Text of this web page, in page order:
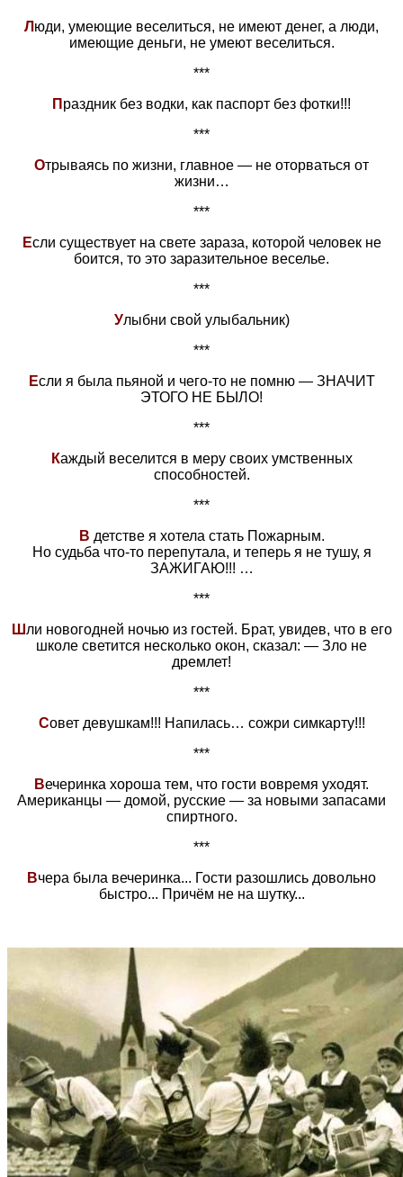
Л юди, умеющие веселиться, не имеют денег, а люди,
имеющие деньги, не умеют веселиться.
***
П раздник без водки, как паспорт без фотки!!!
***
Отрываясь по жизни, главное — не оторваться от
жизни…
***
Если существует на свете зараза, которой человек не
боится, то это заразительное веселье.
***
Улыбни свой улыбальник)
***
Если я была пьяной и чего-то не помню — ЗНАЧИТ
ЭТОГО НЕ БЫЛО!
***
Каждый веселится в меру своих умственных
способностей.
***
В детстве я хотела стать Пожарным.
Но судьба что-то перепутала, и теперь я не тушу, я
ЗАЖИГАЮ!!! …
***
Ш ли новогодней ночью из гостей. Брат, увидев, что в его
школе светится несколько окон, сказал: — Зло не
дремлет!
***
Совет девушкам!!! Напилась… сожри симкарту!!!
***
Вечеринка хороша тем, что гости вовремя уходят.
Американцы — домой, русские — за новыми запасами
спиртного.
***
Вчера была вечеринка... Гости разошлись довольно
быстро... Причём не на шутку...